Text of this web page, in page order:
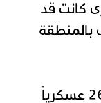
كانت قد
في قرى بالمنطقة
أما في تشاد، فقد قُتل ما لا يقل عن 26 عسكرياً